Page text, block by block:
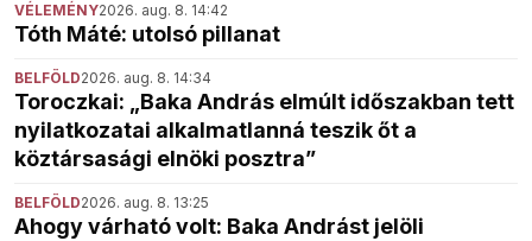
VÉLEMÉNY2026. aug. 8. 14:42
Tóth Máté: utolsó pillanat
BELFÖLD2026. aug. 8. 14:34
Toroczkai: „Baka András elmúlt időszakban tett
nyilatkozatai alkalmatlanná teszik őt a
köztársasági elnöki posztra”
BELFÖLD2026. aug. 8. 13:25
Ahogy várható volt: Baka Andrást jelöli